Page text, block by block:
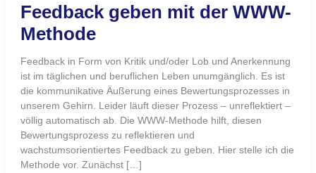
Feedback geben mit der WWW-
Methode
Feedback in Form von Kritik und/oder Lob und Anerkennung
ist im täglichen und beruflichen Leben unumgänglich. Es ist
die kommunikative Äußerung eines Bewertungsprozesses in
unserem Gehirn. Leider läuft dieser Prozess – unreflektiert –
völlig automatisch ab. Die WWW-Methode hilft, diesen
Bewertungsprozess zu reflektieren und
wachstumsorientiertes Feedback zu geben. Hier stelle ich die
Methode vor. Zunächst […]
WWW-